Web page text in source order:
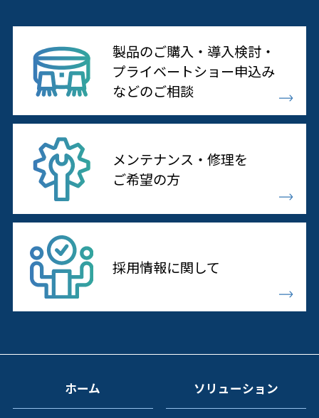
製品のご購入・導入検討・
プライベートショー申込み
などのご相談
メンテナンス・修理を
ご希望の方
採用情報に関して
ホーム ソリューション